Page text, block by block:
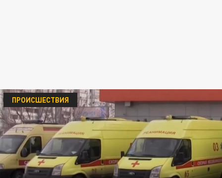
ПРОИСШЕСТВИЯ